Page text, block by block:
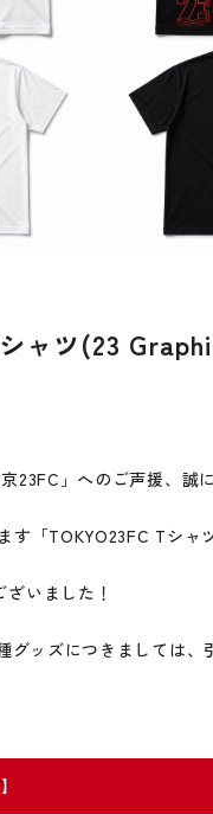
ャツ(23
23FC」へのご声援、誠
す「TOKYO23FC Tシ
いました！
ッズにつきましては、